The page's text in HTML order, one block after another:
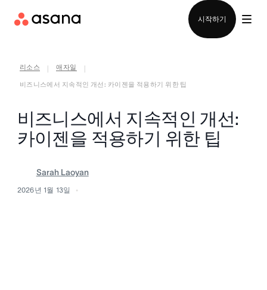
시작하기
리소스 애자일
비즈니스에서 지속적인 개선: 카이젠을 적용하기 위한 팁
비즈니스에서 지속적인 개선:
카이젠을 적용하기 위한 팁
Sarah Laoyan
2026년 1월 13일